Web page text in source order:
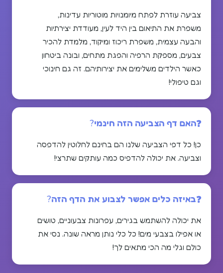
צביעה עוזרת לפתח מיומנויות מוטוריות עדינות,
משפרת את התיאום בין היד לעין, מעודדת יצירתיות
והבעה עצמית, משפרת ריכוז ומיקוד, מלמדת להכיר
צבעים, מספקת הרפיה והפגת מתחים, ובונה ביטחון
כאשר הילדים משלימים את יצירותיהם. זה גם חינוכי
וגם טיפולי!
האם דף הצביעה הזה חינמי?
כן! כל דפי הצביעה שלנו הם בחינם לחלוטין להדפסה
וצביעה. את יכולה להדפיס כמה עותקים שתרצי!
באיזה כלים אפשר לצבוע את הדף הזה?
את יכולה להשתמש בגירים, עפרונות צבעוניים, טושים
או אפילו בצבעי מים! כל כלי נותן מראה שונה. נסי את
כולם וגלי מה הכי מתאים לך!